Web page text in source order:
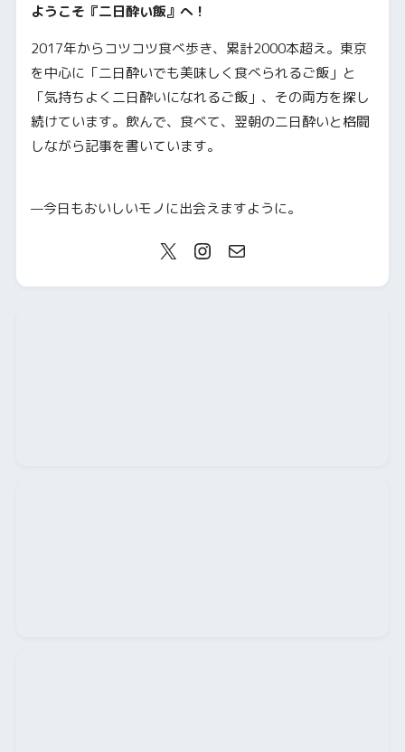
ようこそ『二日酔い飯』へ！
2017年からコツコツ食べ歩き、累計2000本超え。東京
を中心に「二日酔いでも美味しく食べられるご飯」と
「気持ちよく二日酔いになれるご飯」、その両方を探し
続けています。飲んで、食べて、翌朝の二日酔いと格闘
しながら記事を書いています。
—今日もおいしいモノに出会えますように。